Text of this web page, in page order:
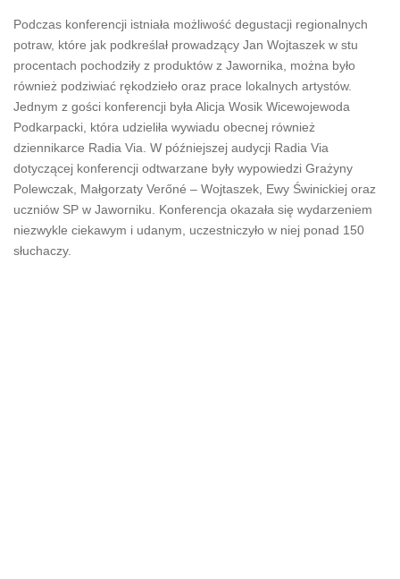
Podczas konferencji istniała możliwość degustacji regionalnych
potraw, które jak podkreślał prowadzący Jan Wojtaszek w stu
procentach pochodziły z produktów z Jawornika, można było
również podziwiać rękodzieło oraz prace lokalnych artystów.
Jednym z gości konferencji była Alicja Wosik Wicewojewoda
Podkarpacki, która udzieliła wywiadu obecnej również
dziennikarce Radia Via. W późniejszej audycji Radia Via
dotyczącej konferencji odtwarzane były wypowiedzi Grażyny
Polewczak, Małgorzaty Verőné – Wojtaszek, Ewy Świnickiej oraz
uczniów SP w Jaworniku. Konferencja okazała się wydarzeniem
niezwykle ciekawym i udanym, uczestniczyło w niej ponad 150
słuchaczy.